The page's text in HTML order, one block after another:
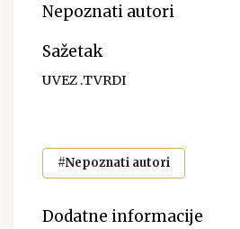
Nepoznati autori
Sažetak
UVEZ .TVRDI
#Nepoznati autori
Dodatne informacije